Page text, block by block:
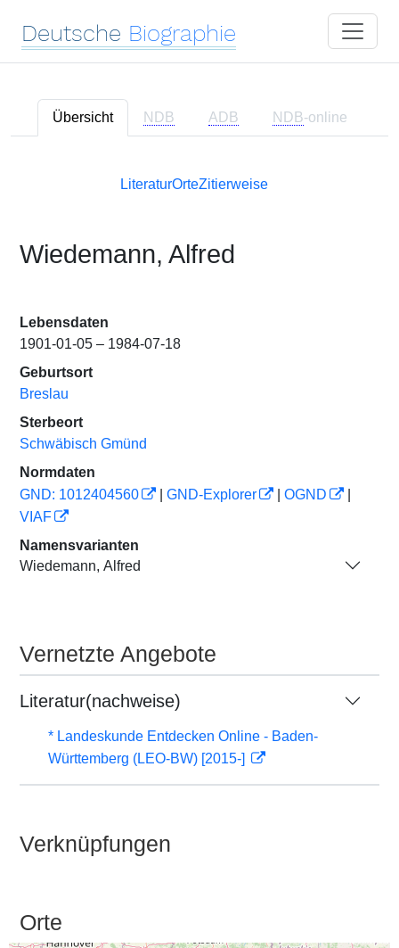
Deutsche Biographie
Übersicht NDB ADB NDB-online
LiteraturOrteZitierweise
Wiedemann, Alfred
Lebensdaten
1901-01-05 – 1984-07-18
Geburtsort
Breslau
Sterbeort
Schwäbisch Gmünd
Normdaten
GND: 1012404560
GND-Explorer OGND
VIAF
Namensvarianten
Wiedemann, Alfred
Vernetzte Angebote
Literatur(nachweise)
* Landeskunde Entdecken Online - Baden-
Württemberg (LEO-BW) [2015-]
Verknüpfungen
Orte